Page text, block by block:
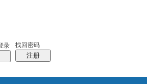
录 找回密码
注册